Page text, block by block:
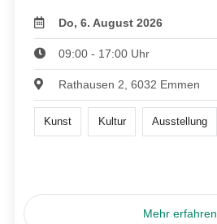
Do, 6. August 2026
09:00 - 17:00 Uhr
Rathausen 2, 6032 Emmen
Kunst Kultur Ausstellung
Mehr erfahren